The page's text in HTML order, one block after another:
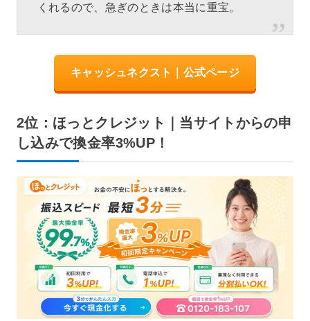
くれるので、急ぎのときは本当に重宝。
キャッシュネクスト｜公式ページ
2位：ほっとクレジット｜当サイトからの申
し込みで換金率3%UP！